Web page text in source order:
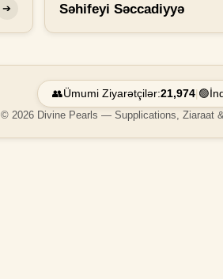
➔ Səhifeyi Səccadiyyə
👥Ümumi Ziyarətçilər:21,974| 🟢
© 2026 Divine Pearls — Supplications, Ziaraat